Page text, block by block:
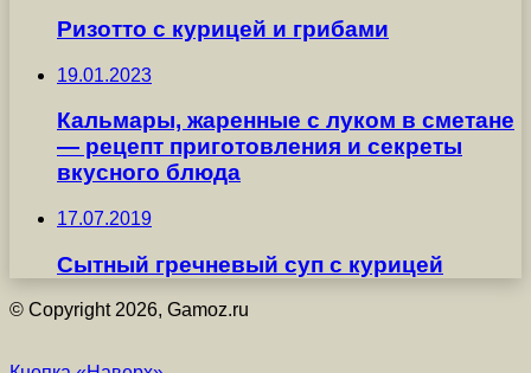
Ризотто с курицей и грибами
19.01.2023
Кальмары, жаренные с луком в сметане
— рецепт приготовления и секреты
вкусного блюда
17.07.2019
Сытный гречневый суп с курицей
© Copyright 2026, Gamoz.ru